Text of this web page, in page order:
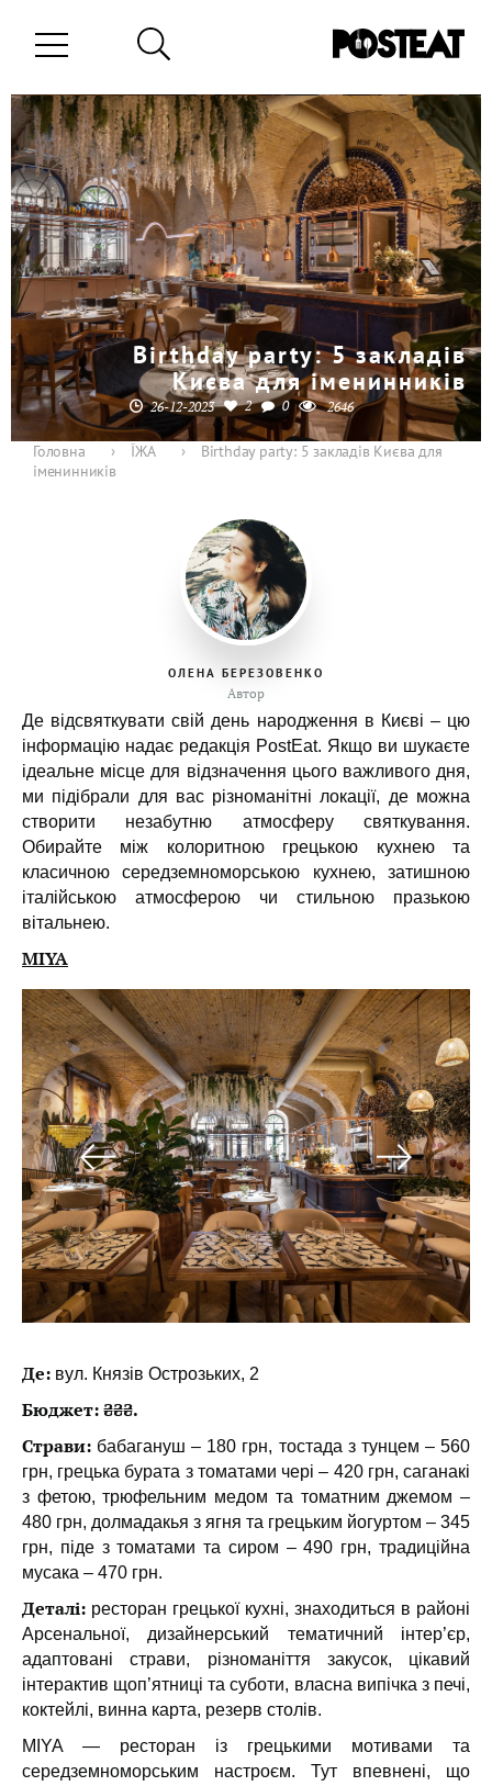
Birthday party: 5 закладів
Києва для іменинників
26-12-2023 2 0 2646
Головна › ЇЖА ›
Birthday party: 5 закладів Києва для
іменинників
ОЛЕНА БЕРЕЗОВЕНКО
Автор
Де відсвяткувати свій день народження в Києві – цю
інформацію надає редакція PostEat. Якщо ви шукаєте
ідеальне місце для відзначення цього важливого дня,
ми підібрали для вас різноманітні локації, де можна
створити незабутню атмосферу святкування.
Обирайте між колоритною грецькою кухнею та
класичною середземноморською кухнею, затишною
італійською атмосферою чи стильною празькою
вітальнею.
MIYA
Де: вул. Князів Острозьких, 2
Бюджет: ₴₴₴.
Страви: бабагануш – 180 грн, тостада з тунцем – 560
грн, грецька бурата з томатами чері – 420 грн, саганакі
з фетою, трюфельним медом та томатним джемом –
480 грн, долмадакья з ягня та грецьким йогуртом – 345
грн, піде з томатами та сиром – 490 грн, традиційна
мусака – 470 грн.
Деталі: ресторан грецької кухні, знаходиться в районі
Арсенальної, дизайнерський тематичний інтер’єр,
адаптовані страви, різноманіття закусок, цікавий
інтерактив щоп’ятниці та суботи, власна випічка з печі,
коктейлі, винна карта, резерв столів.
MIYA — ресторан із грецькими мотивами та
середземноморським настроєм. Тут впевнені, що